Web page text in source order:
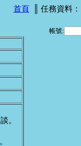
首頁║ 任務資料：
帳號:
。